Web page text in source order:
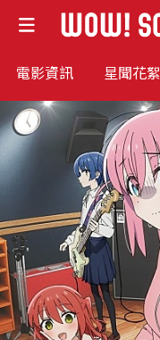
電影資訊 星聞花絮